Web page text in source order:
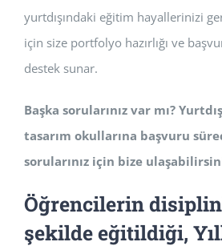
yurtdışındaki eğitim hayallerinizi
için size portfolyo hazırlığı ve
destek sunar.
Başka sorularınız var mı?
tasarım okullarına başvuru
sorularınız için bize
Öğrencilerin
şekilde eğitildiği,